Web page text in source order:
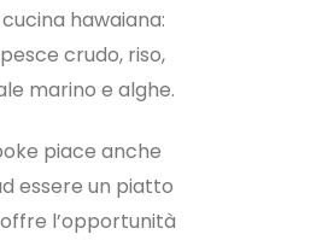
hawaiana:
crudo, riso,
marino e alghe.
piace anche
essere un piatto
l’opportunità